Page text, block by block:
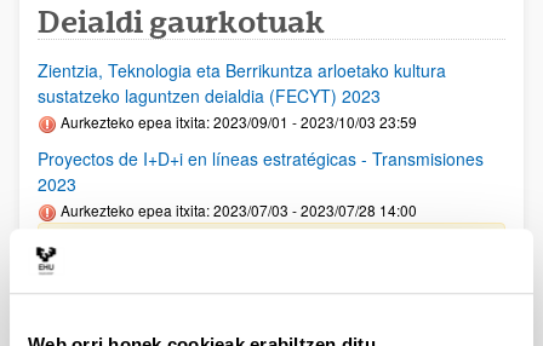
Deialdi gaurkotuak
Zientzia, Teknologia eta Berrikuntza arloetako kultura
sustatzeko laguntzen deialdia (FECYT) 2023
Aurkezteko epea itxita: 2023/09/01 - 2023/10/03 23:59
Proyectos de I+D+i en líneas estratégicas - Transmisiones
2023
Aurkezteko epea itxita: 2023/07/03 - 2023/07/28 14:00
helbide elektroniko honetan: convocatorias.dgi@ehu.eus